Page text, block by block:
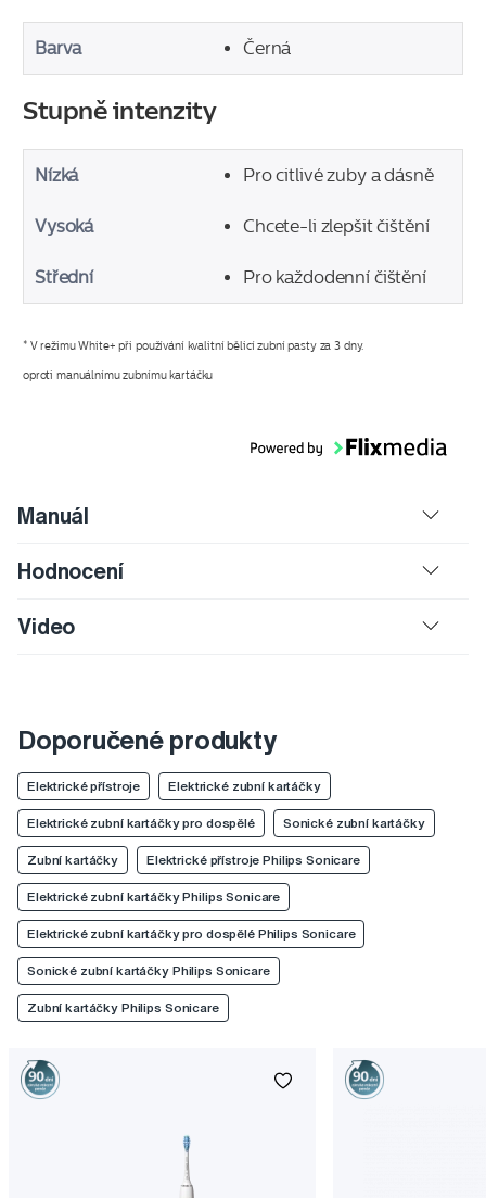
Barva Černá
Stupně intenzity
Nízká Pro citlivé zuby a dásně
Vysoká Chcete-li zlepšit čištění
Střední Pro každodenní čištění
* V režimu White+ při používání kvalitní bělicí zubní pasty za 3 dny.
oproti manuálnímu zubnímu kartáčku
Manuál
Hodnocení
Video
Doporučené produkty
Elektrické přístroje Elektrické zubní kartáčky
Elektrické zubní kartáčky pro dospělé Sonické zubní kartáčky
Zubní kartáčky Elektrické přístroje Philips Sonicare
Elektrické zubní kartáčky Philips Sonicare
Elektrické zubní kartáčky pro dospělé Philips Sonicare
Sonické zubní kartáčky Philips Sonicare
Zubní kartáčky Philips Sonicare